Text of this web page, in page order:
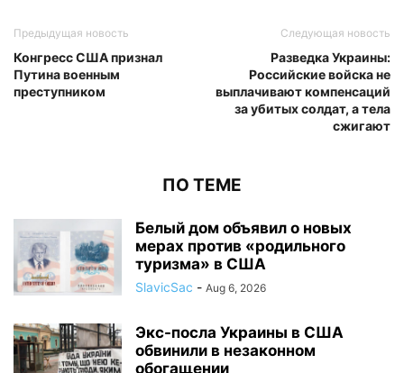
Предыдущая новость
Конгресс США признал
Путина военным
преступником
Следующая новость
Разведка Украины:
Российские войска не
выплачивают компенсаций
за убитых солдат, а тела
сжигают
ПО ТЕМЕ
Белый дом объявил о новых
мерах против «родильного
туризма» в США
SlavicSac - Aug 6, 2026
Экс-посла Украины в США
обвинили в незаконном
обогащении